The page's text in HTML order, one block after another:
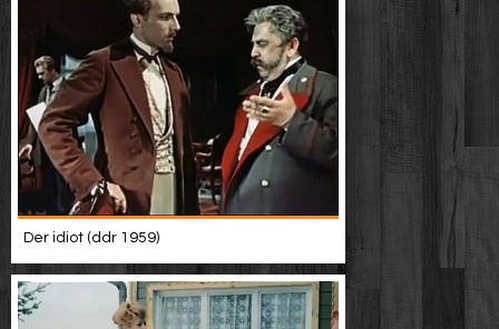
Der idiot (ddr 1959)